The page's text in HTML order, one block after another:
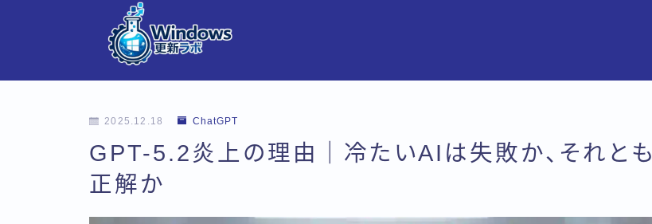
2025.12.18 ChatGPT
GPT-5.2炎上の理由｜冷たいAIは失敗か、それとも
正解か